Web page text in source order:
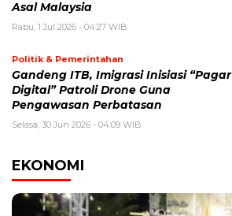
Asal Malaysia
Rabu, 1 Jul 2026 - 04:27 WIB
Politik & Pemerintahan
Gandeng ITB, Imigrasi Inisiasi “Pagar
Digital” Patroli Drone Guna
Pengawasan Perbatasan
Selasa, 30 Jun 2026 - 04:09 WIB
EKONOMI